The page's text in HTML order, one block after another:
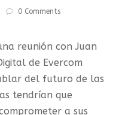
0 Comments
reunión con Juan
de Evercom
del futuro de las
tendrían que
a sus